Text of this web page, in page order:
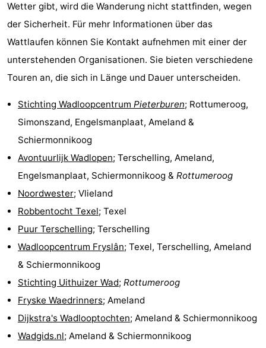
Wetter gibt, wird die Wanderung nicht stattfinden, wegen
der Sicherheit. Für mehr Informationen über das
Wattlaufen können Sie Kontakt aufnehmen mit einer der
unterstehenden Organisationen. Sie bieten verschiedene
Touren an, die sich in Länge und Dauer unterscheiden.
Stichting Wadloopcentrum Pieterburen; Rottumeroog,
Simonszand, Engelsmanplaat, Ameland &
Schiermonnikoog
Avontuurlijk Wadlopen; Terschelling, Ameland,
Engelsmanplaat, Schiermonnikoog & Rottumeroog
Noordwester; Vlieland
Robbentocht Texel; Texel
Puur Terschelling; Terschelling
Wadloopcentrum Fryslân; Texel, Terschelling, Ameland
& Schiermonnikoog
Stichting Uithuizer Wad; Rottumeroog
Fryske Waedrinners; Ameland
Dijkstra's Wadlooptochten; Ameland & Schiermonnikoog
Wadgids.nl; Ameland & Schiermonnikoog